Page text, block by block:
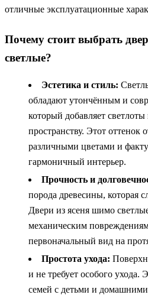
отличные эксплуатационные
Почему стоит выбрать
светлые?
Эстетика и стиль:
обладают утончённым и
который добавляет
пространству. Этот оттенок
различными цветами и
гармоничный интерьер.
Прочность и
порода древесины, которая
Двери из ясеня шимо
механическим
первоначальный вид на
Простота ухода:
и не требует особого ухода.
семей с детьми и